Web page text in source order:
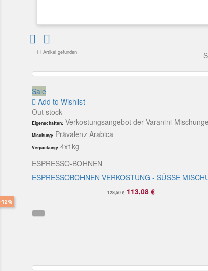
 
11 Artikel gefunden
Sale
Add to Wishlist
Out stock
Eigenschaften: Verkostungsangebot der Varanini-
Mischung: Prävalenz Arabica
Verpackung: 4x1kg
ESPRESSO-BOHNEN
ESPRESSOBOHNEN VERKOSTUNG - SÜSSE
128,50 €
-12%
113,08 €